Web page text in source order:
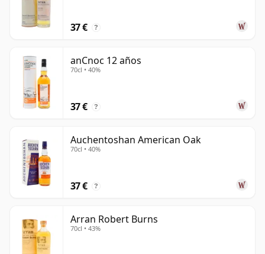
37 € ?
anCnoc 12 años
70cl • 40%
37 € ?
Auchentoshan American Oak
70cl • 40%
37 € ?
Arran Robert Burns
70cl • 43%